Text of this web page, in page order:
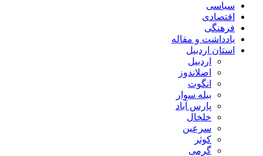
سیاسی
اقتصادی
فرهنگی
یادداشت و مقاله
استان اردبیل
اردبیل
اصلاندوز
انگوت
بیله سوار
پارس آباد
خلخال
سرعین
کوثر
گرمی